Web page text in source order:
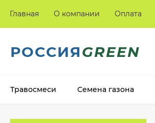
Главная О компании Оплата
РОССИЯGREEN
Травосмеси Семена газона